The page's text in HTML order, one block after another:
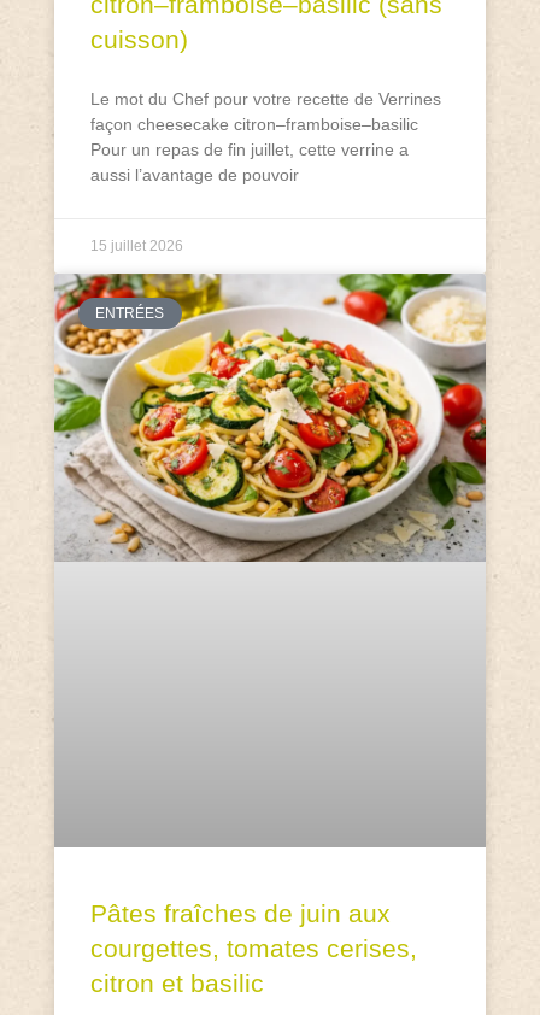
cuisson)
Le mot du Chef pour votre recette de Verrines
façon cheesecake citron–framboise–basilic
Pour un repas de fin juillet, cette verrine a
aussi l’avantage de pouvoir
15 juillet 2026
ENTRÉES
Pâtes fraîches de juin aux
courgettes, tomates cerises,
citron et basilic